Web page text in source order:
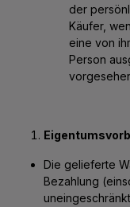
der
Käufer,
eine von
Person
Die gelieferte
Bezahlung